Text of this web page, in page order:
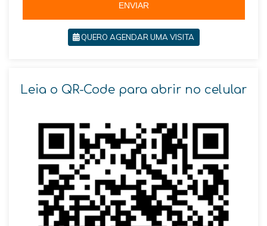
ENVIAR
QUERO AGENDAR UMA VISITA
Leia o QR-Code para abrir no celular